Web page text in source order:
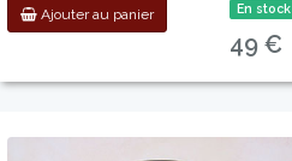
Ajouter au panier En stock
49 €